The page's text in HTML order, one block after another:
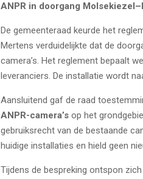
ANPR in doorgang
De gemeenteraad keurde het
Mertens verduidelijkte dat de
camera’s. Het reglement bepaalt
leveranciers. De installatie wordt
Aansluitend gaf de raad
ANPR-camera’s op het
gebruiksrecht van de bestaande
huidige installaties en hield geen
Tijdens de bespreking ontspon